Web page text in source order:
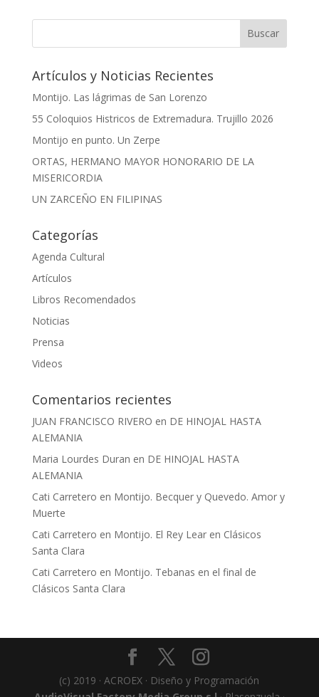
Artículos y Noticias Recientes
Montijo. Las lágrimas de San Lorenzo
55 Coloquios Histricos de Extremadura. Trujillo 2026
Montijo en punto. Un Zerpe
ORTAS, HERMANO MAYOR HONORARIO DE LA
MISERICORDIA
UN ZARCEÑO EN FILIPINAS
Categorías
Agenda Cultural
Artículos
Libros Recomendados
Noticias
Prensa
Videos
Comentarios recientes
JUAN FRANCISCO RIVERO en DE HINOJAL HASTA
ALEMANIA
Maria Lourdes Duran en DE HINOJAL HASTA
ALEMANIA
Cati Carretero en Montijo. Becquer y Quevedo. Amor y
Muerte
Cati Carretero en Montijo. El Rey Lear en Clásicos
Santa Clara
Cati Carretero en Montijo. Tebanas en el final de
Clásicos Santa Clara
(c) 2019 · ACROEX · Diseño y Programación